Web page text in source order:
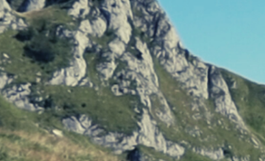
Passer
au
contenu